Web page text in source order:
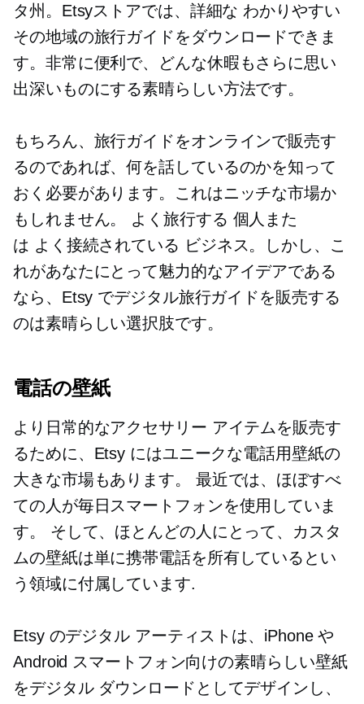
タ州。Etsyストアでは、詳細な わかりやすい
その地域の旅行ガイドをダウンロードできま
す。非常に便利で、どんな休暇もさらに思い
出深いものにする素晴らしい方法です。
もちろん、旅行ガイドをオンラインで販売す
るのであれば、何を話しているのかを知って
おく必要があります。これはニッチな市場か
もしれません。 よく旅行する 個人また
は よく接続されている ビジネス。しかし、こ
れがあなたにとって魅力的なアイデアである
なら、Etsy でデジタル旅行ガイドを販売する
のは素晴らしい選択肢です。
電話の壁紙
より日常的なアクセサリー アイテムを販売す
るために、Etsy にはユニークな電話用壁紙の
大きな市場もあります。 最近では、ほぼすべ
ての人が毎日スマートフォンを使用していま
す。 そして、ほとんどの人にとって、カスタ
ムの壁紙は単に携帯電話を所有しているとい
う領域に付属しています.
Etsy のデジタル アーティストは、iPhone や
Android スマートフォン向けの素晴らしい壁紙
をデジタル ダウンロードとしてデザインし、